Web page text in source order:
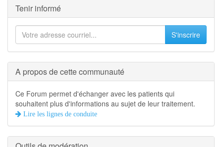
Tenir informé
S'inscrire
A propos de cette communauté
Ce Forum permet d'échanger avec les patients qui
souhaitent plus d'informations au sujet de leur traitement.
Lire les lignes de conduite